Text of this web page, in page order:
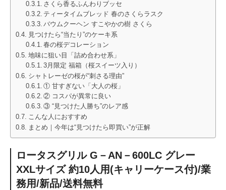
さくら香るふんわりブッセ
ティータイムブレッド 春のさくらラスク
バウムクーヘン すこやかの樹 さくら
見つけたら“当たり”のケーキ系
春の桜デコレーション
地味に狙い目「詰め合わせ系」
3月限定 福箱（桜スイーツ入り）
シャトレーゼの桜が“刺さる理由”
① 甘すぎない「大人の桜」
② コスパが異常に良い
③ “見つけた人勝ち”のレア感
こんな人におすすめ
まとめ｜今年は“見つけたら即買い”が正解
ロータスグリル G－AN－600LC グレー
XXLサイズ 約10人用(キャリーケース付)/業
務用/新品/送料無料